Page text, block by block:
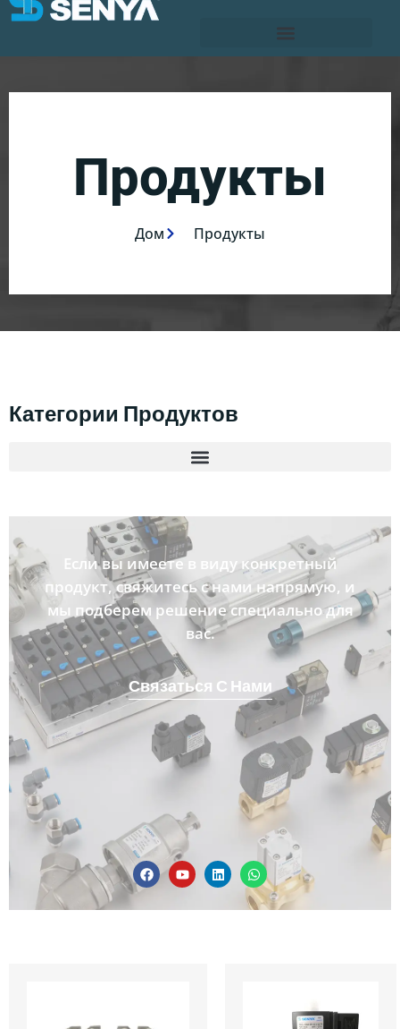
Продукты
Дом Продукты
Категории Продуктов
Если вы имеете в виду конкретный
продукт, свяжитесь с нами напрямую, и
мы подберем решение специально для
вас.
Связаться С Нами